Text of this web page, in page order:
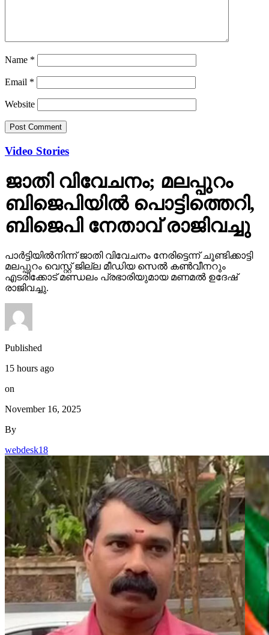
Name *
Email *
Website
Video Stories
ജാതി വിവേചനം; മലപ്പുറം
ബിജെപിയില്‍ പൊട്ടിത്തെറി,
ബിജെപി നേതാവ് രാജിവച്ചു
പാര്‍ട്ടിയില്‍നിന്ന് ജാതി വിവേചനം നേരിട്ടെന്ന് ചൂണ്ടിക്കാട്ടി
മലപ്പുറം വെസ്റ്റ് ജില്ല മീഡിയ സെല്‍ കണ്‍വീനറും
എടരിക്കോട് മണ്ഡലം പ്രഭാരിയുമായ മണമല്‍ ഉദേഷ്
രാജിവച്ചു.
Published
15 hours ago
on
November 16, 2025
By
webdesk18